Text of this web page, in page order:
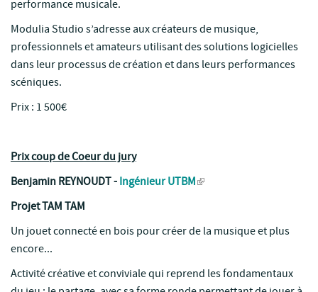
performance musicale.
Modulia Studio s’adresse aux créateurs de musique,
professionnels et amateurs utilisant des solutions logicielles
dans leur processus de création et dans leurs performances
scéniques.
Prix : 1 500€
Prix coup de Coeur du jury
Benjamin REYNOUDT - Ingénieur UTBM
Projet TAM TAM
Un jouet connecté en bois pour créer de la musique et plus
encore...
Activité créative et conviviale qui reprend les fondamentaux